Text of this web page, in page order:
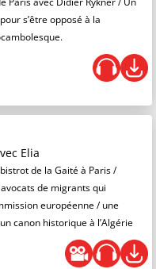
s’être opposé à la
Elia
de la Gaité à Paris /
de migrants qui
européenne / une
canon historique à l’Algérie